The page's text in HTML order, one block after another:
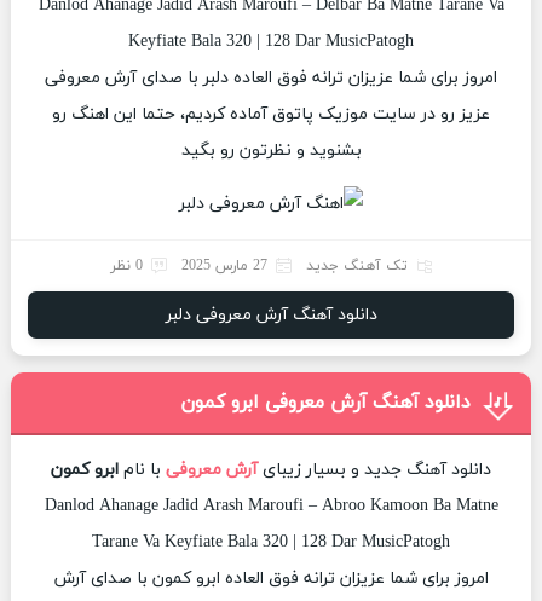
Danlod Ahanage Jadid Arash Maroufi – Delbar Ba Matne Tarane Va
Keyfiate Bala 320 | 128 Dar MusicPatogh
امروز برای شما عزیزان ترانه فوق العاده دلبر با صدای آرش معروفی
عزیز رو در سایت موزیک پاتوق آماده کردیم، حتما این اهنگ رو
بشنوید و نظرتون رو بگید
تک آهنگ جدید 27 مارس 2025 0 نظر
دانلود آهنگ آرش معروفی دلبر
دانلود آهنگ آرش معروفی ابرو کمون
دانلود آهنگ جدید و بسیار زیبایآرش معروفی با نام ابرو کمون
Danlod Ahanage Jadid Arash Maroufi – Abroo Kamoon Ba Matne
Tarane Va Keyfiate Bala 320 | 128 Dar MusicPatogh
امروز برای شما عزیزان ترانه فوق العاده ابرو کمون با صدای آرش